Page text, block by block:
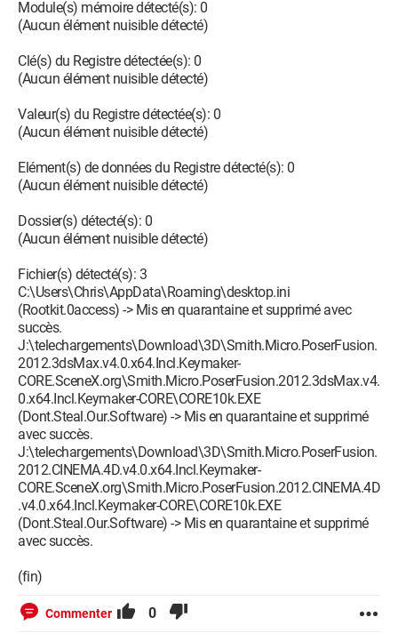
Module(s) mémoire détecté(s): 0
(Aucun élément nuisible détecté)
Clé(s) du Registre détectée(s): 0
(Aucun élément nuisible détecté)
Valeur(s) du Registre détectée(s): 0
(Aucun élément nuisible détecté)
Elément(s) de données du Registre détecté(s): 0
(Aucun élément nuisible détecté)
Dossier(s) détecté(s): 0
(Aucun élément nuisible détecté)
Fichier(s) détecté(s): 3
C:\Users\Chris\AppData\Roaming\desktop.ini
(Rootkit.0access) -> Mis en quarantaine et supprimé avec
succès.
J:\telechargements\Download\3D\Smith.Micro.PoserFusion.
2012.3dsMax.v4.0.x64.Incl.Keymaker-
CORE.SceneX.org\Smith.Micro.PoserFusion.2012.3dsMax.v4.
0.x64.Incl.Keymaker-CORE\CORE10k.EXE
(Dont.Steal.Our.Software) -> Mis en quarantaine et supprimé
avec succès.
J:\telechargements\Download\3D\Smith.Micro.PoserFusion.
2012.CINEMA.4D.v4.0.x64.Incl.Keymaker-
CORE.SceneX.org\Smith.Micro.PoserFusion.2012.CINEMA.4D
.v4.0.x64.Incl.Keymaker-CORE\CORE10k.EXE
(Dont.Steal.Our.Software) -> Mis en quarantaine et supprimé
avec succès.
(fin)
Commenter 0